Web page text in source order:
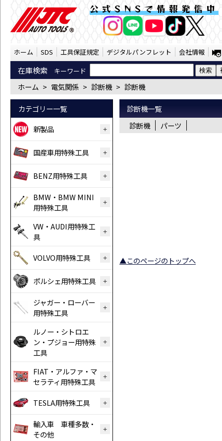
電気関係 診断機 診断機（SST） |
公式SNSで情報発信中
ホーム SDS 工具保証規定 デジタルパンフレット 会社情報
在庫検索 キーワード
ホーム > 電気関係 > 診断機 > 診断機
カテゴリー一覧
新製品
国産車用特殊工具
BENZ用特殊工具
BMW・BMW MINI
用特殊工具
VW・AUDI用特殊工
具
VOLVO用特殊工具
ポルシェ用特殊工具
ジャガー・ローバー
用特殊工具
ルノー・シトロエ
ン・プジョー用特殊
工具
FIAT・アルファ・マ
セラティ用特殊工具
TESLA用特殊工具
輸入車 車種多数・
その他
診断機一覧
診断機
パーツ
▲このページのトップへ
AI商品コンシェルジ
オンライン